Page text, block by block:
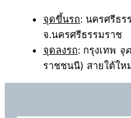
จุดขึ้นรถ: นครศรีธร
จ.นครศรีธรรมราช
จุดลงรถ: กรุงเทพ จุ
ราชชนนี) สายใต้ให